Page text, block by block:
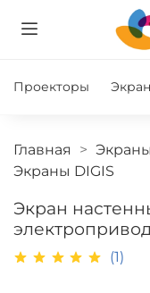
Проекторы
Главная
Экраны DIGIS
Экран
(1)